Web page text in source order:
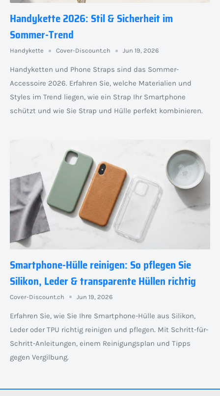
Handykette 2026: Stil & Sicherheit im
Sommer-Trend
Handykette Cover-Discount.ch Jun 19, 2026
Handyketten und Phone Straps sind das Sommer-
Accessoire 2026. Erfahren Sie, welche Materialien und
Styles im Trend liegen, wie ein Strap Ihr Smartphone
schützt und wie Sie Strap und Hülle perfekt kombinieren.
Smartphone-Hülle reinigen: So pflegen Sie
Silikon, Leder & transparente Hüllen richtig
Cover-Discount.ch Jun 19, 2026
Erfahren Sie, wie Sie Ihre Smartphone-Hülle aus Silikon,
Leder oder TPU richtig reinigen und pflegen. Mit Schritt-für-
Schritt-Anleitungen, einem Reinigungsplan und Tipps
gegen Vergilbung.